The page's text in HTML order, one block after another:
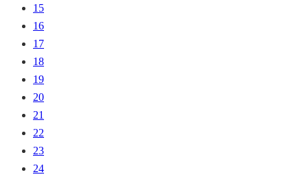
15
16
17
18
19
20
21
22
23
24